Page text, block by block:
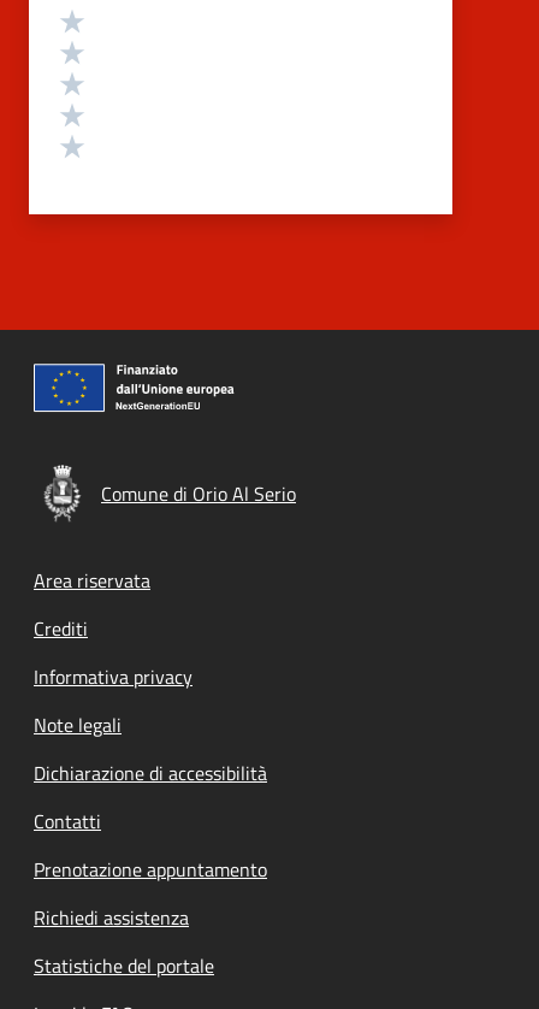
Valutazione
Comune di Orio Al Serio
Footer menu
Area riservata
Crediti
Informativa privacy
Note legali
Dichiarazione di accessibilità
Contatti
Prenotazione appuntamento
Richiedi assistenza
Statistiche del portale